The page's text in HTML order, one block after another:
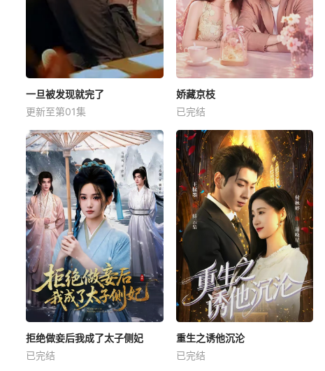
一旦被发现就完了
更新至第01集
娇藏京枝
已完结
拒绝做妾后我成了太子侧妃
已完结
重生之诱他沉沦
已完结